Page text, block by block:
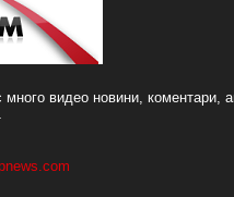
видео новини, коментари,